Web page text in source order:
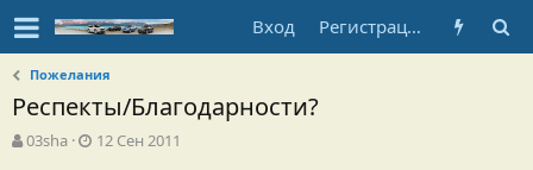
Вход Регистрация
Пожелания
Респекты/Благодарности?
А
03sha
Д12 Сен 2011